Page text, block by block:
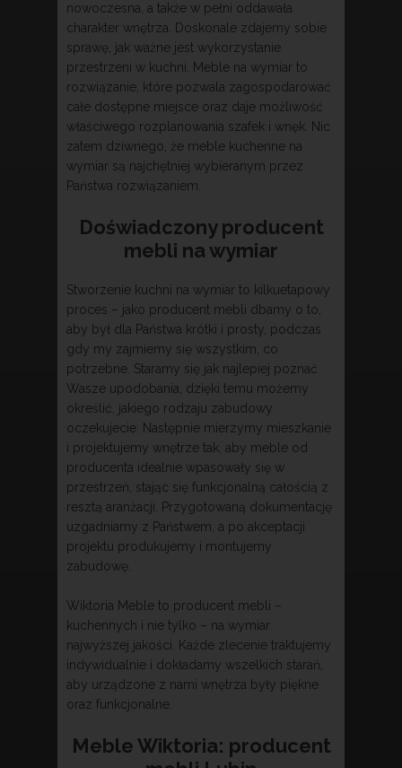
nowoczesna, a także w pełni oddawała
charakter wnętrza. Doskonale zdajemy sobie
sprawę, jak ważne jest wykorzystanie
przestrzeni w kuchni. Meble na wymiar to
rozwiązanie, które pozwala zagospodarować
całe dostępne miejsce oraz daje możliwość
właściwego rozplanowania szafek i wnęk. Nic
zatem dziwnego, że meble kuchenne na
wymiar są najchętniej wybieranym przez
Państwa rozwiązaniem.
Doświadczony producent
mebli na wymiar
Stworzenie kuchni na wymiar to kilkuetapowy
proces – jako producent mebli dbamy o to,
aby był dla Państwa krótki i prosty, podczas
gdy my zajmiemy się wszystkim, co
potrzebne. Staramy się jak najlepiej poznać
Wasze upodobania, dzięki temu możemy
określić, jakiego rodzaju zabudowy
oczekujecie. Następnie mierzymy mieszkanie
i projektujemy wnętrze tak, aby meble od
producenta idealnie wpasowały się w
przestrzeń, stając się funkcjonalną całością z
resztą aranżacji. Przygotowaną dokumentację
uzgadniamy z Państwem, a po akceptacji
projektu produkujemy i montujemy
zabudowę.
Wiktoria Meble to producent mebli –
kuchennych i nie tylko – na wymiar
najwyższej jakości. Każde zlecenie traktujemy
indywidualnie i dokładamy wszelkich starań,
aby urządzone z nami wnętrza były piękne
oraz funkcjonalne.
Meble Wiktoria: producent